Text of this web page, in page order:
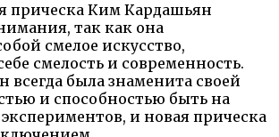
прическа Ким Кардашьян
так как она
смелое искусство,
смелость и современность.
была знаменита своей
и способностью быть на
и новая прическа